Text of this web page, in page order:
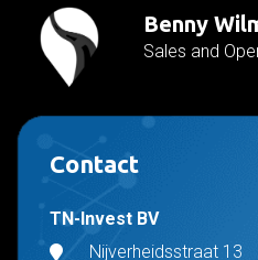
Benny
Sales and
Contact
TN-Invest BV
Nijverheidsstraat 13